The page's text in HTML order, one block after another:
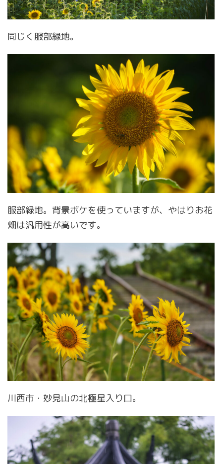
同じく服部緑地。
服部緑地。背景ボケを使っていますが、やはりお花
畑は汎用性が高いです。
川西市・妙見山の北極星入り口。